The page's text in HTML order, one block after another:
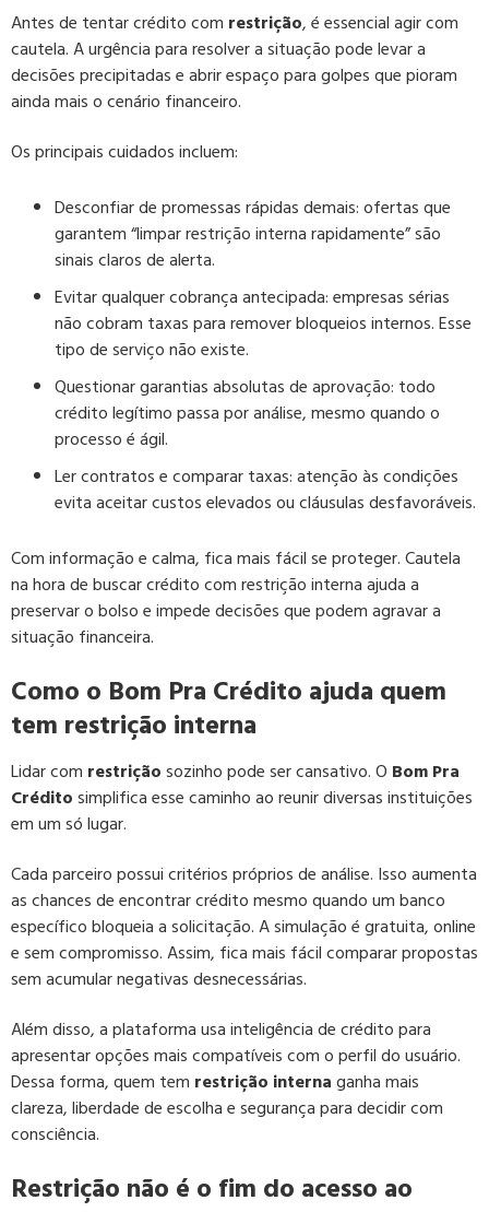
Antes de tentar crédito com restrição, é essencial agir com
cautela. A urgência para resolver a situação pode levar a
decisões precipitadas e abrir espaço para golpes que pioram
ainda mais o cenário financeiro.
Os principais cuidados incluem:
Desconfiar de promessas rápidas demais:ofertas que
garantem “limpar restrição interna rapidamente” são
sinais claros de alerta.
Evitar qualquer cobrança antecipada:empresas sérias
não cobram taxas para remover bloqueios internos. Esse
tipo de serviço não existe.
Questionar garantias absolutas de aprovação: todo
crédito legítimo passa por análise, mesmo quando o
processo é ágil.
Ler contratos e comparar taxas:atenção às condições
evita aceitar custos elevados ou cláusulas desfavoráveis.
Com informação e calma, fica mais fácil se proteger. Cautela
na hora de buscar crédito com restrição interna ajuda a
preservar o bolso e impede decisões que podem agravar a
situação financeira.
Como o Bom Pra Crédito ajuda quem
tem restrição interna
Lidar com restriçãosozinho pode ser cansativo. O Bom Pra
Créditosimplifica esse caminho ao reunir diversas instituições
em um só lugar.
Cada parceiro possui critérios próprios de análise. Isso aumenta
as chances de encontrar crédito mesmo quando um banco
específico bloqueia a solicitação. A simulação é gratuita, online
e sem compromisso. Assim, fica mais fácil comparar propostas
sem acumular negativas desnecessárias.
Além disso, a plataforma usa inteligência de crédito para
apresentar opções mais compatíveis com o perfil do usuário.
Dessa forma, quem tem restrição internaganha mais
clareza, liberdade de escolha e segurança para decidir com
consciência.
Restrição não é o fim do acesso ao